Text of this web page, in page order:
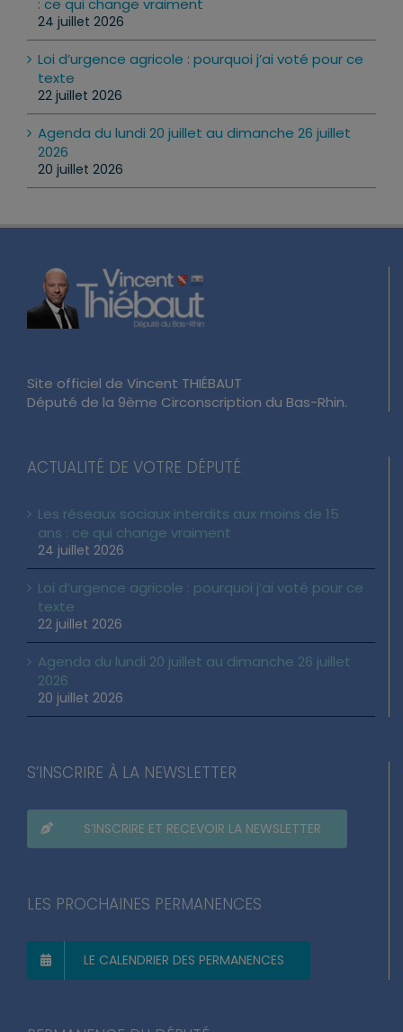
: ce qui change vraiment
24 juillet 2026
Loi d’urgence agricole : pourquoi j’ai voté pour ce
texte
22 juillet 2026
Agenda du lundi 20 juillet au dimanche 26 juillet
2026
20 juillet 2026
Site officiel de Vincent THIÉBAUT
Député de la 9ème Circonscription du Bas-Rhin.
ACTUALITÉ DE VOTRE DÉPUTÉ
Les réseaux sociaux interdits aux moins de 15
ans : ce qui change vraiment
24 juillet 2026
Loi d’urgence agricole : pourquoi j’ai voté pour ce
texte
22 juillet 2026
Agenda du lundi 20 juillet au dimanche 26 juillet
2026
20 juillet 2026
S’INSCRIRE À LA NEWSLETTER
S’INSCRIRE ET RECEVOIR LA NEWSLETTER
LES PROCHAINES PERMANENCES
LE CALENDRIER DES PERMANENCES